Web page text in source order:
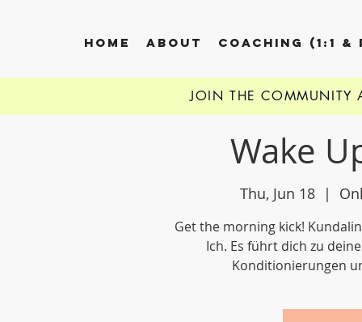
HOME ABOUT COACHING (1:1 &
Wake
Thu, Jun 18
  |
Get the morning kick!
Ich. Es führt dich zu
Konditionierungen
JOIN THE COMMUNITY